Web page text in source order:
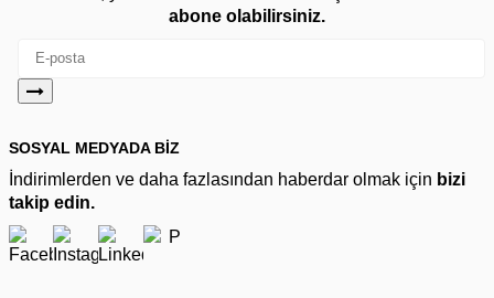
abone olabilirsiniz.
SOSYAL MEDYADA BİZ
İndirimlerden ve daha fazlasından haberdar olmak için bizi
takip edin.